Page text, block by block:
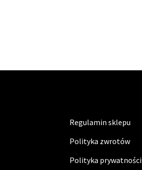
Regulamin sklepu
Polityka zwrotów
Polityka prywatności